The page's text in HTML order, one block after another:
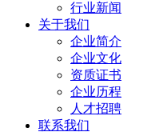
行业新闻
关于我们
企业简介
企业文化
资质证书
企业历程
人才招聘
联系我们